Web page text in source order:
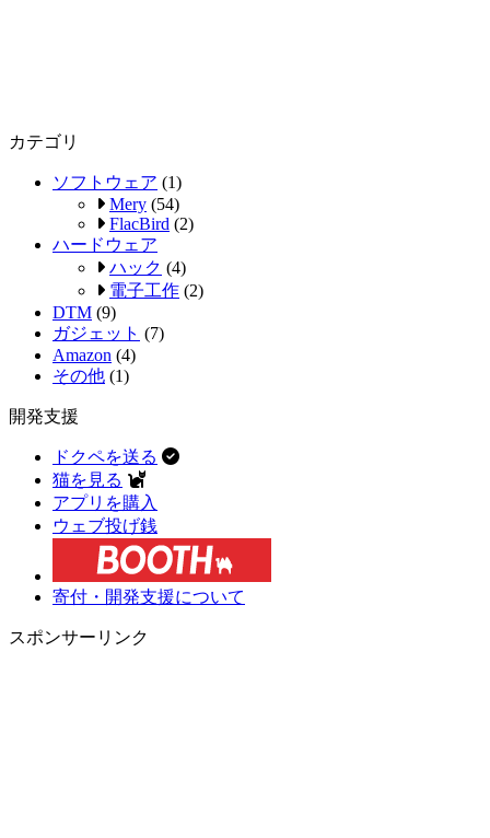
カテゴリ
ソフトウェア (1)
Mery (54)
FlacBird (2)
ハードウェア
ハック (4)
電子工作 (2)
DTM (9)
ガジェット (7)
Amazon (4)
その他 (1)
開発支援
ドクペを送る
猫を見る
アプリを購入
ウェブ投げ銭
寄付・開発支援について
スポンサーリンク